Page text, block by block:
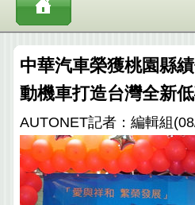
中華汽車榮獲桃園縣
動機車打造台灣全新
AUTONET記者：編輯組